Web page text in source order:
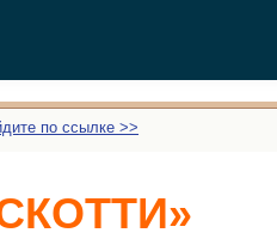
по ссылке >>